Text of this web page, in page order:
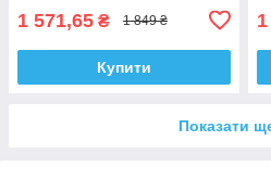
1 571,65 ₴ 1 849 ₴
Купити
Показати